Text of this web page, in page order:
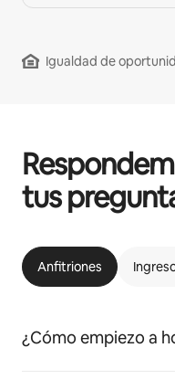
Igualdad de
tus
Anfitriones
¿Cómo empiezo a